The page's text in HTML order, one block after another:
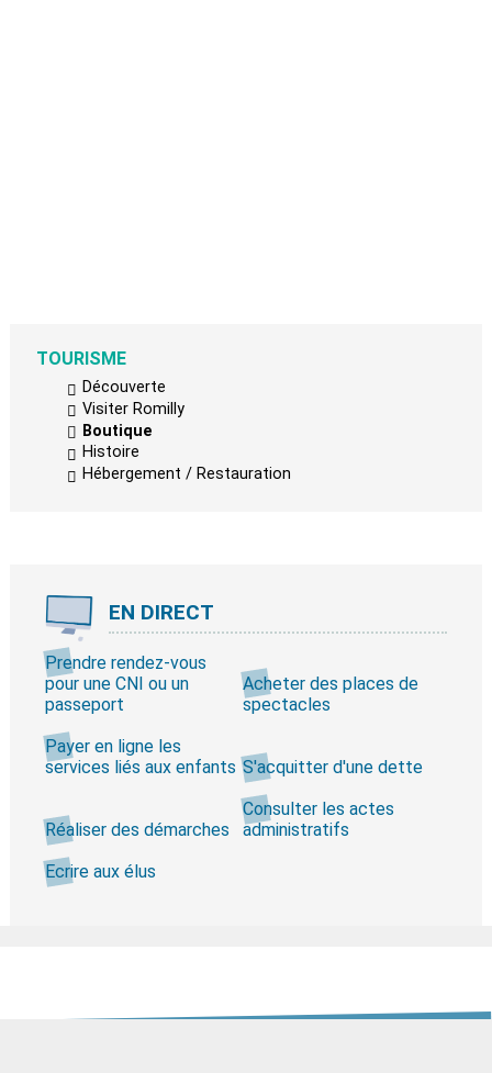
TOURISME
Découverte
Visiter Romilly
Boutique
Histoire
Hébergement / Restauration
EN DIRECT
Prendre rendez-vous
pour une CNI ou un
passeport
Acheter des places de
spectacles
Payer en ligne les
services liés aux enfants S'acquitter d'une dette
Réaliser des démarches
Consulter les actes
administratifs
Ecrire aux élus